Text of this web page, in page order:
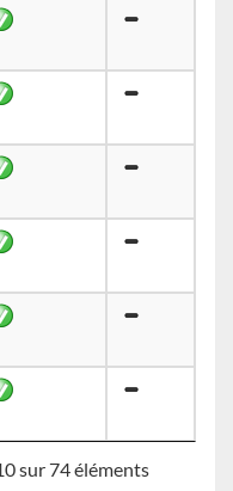
sur 74 éléments